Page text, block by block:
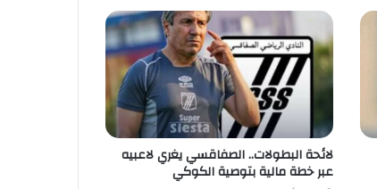
لائحة البطولات.. الصفاقسي يغري لاعبيه
عبر خطة مالية بتوصية الكوكي